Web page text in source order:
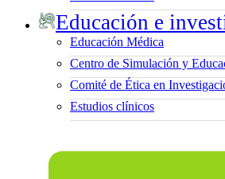
Educación e
Educación Médica
Centro de Simulación y
Comité de Ética en
Estudios clínicos